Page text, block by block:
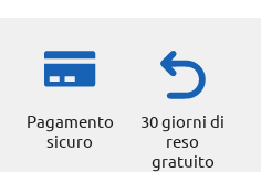
Pagamento
sicuro
30 giorni di
reso
gratuito